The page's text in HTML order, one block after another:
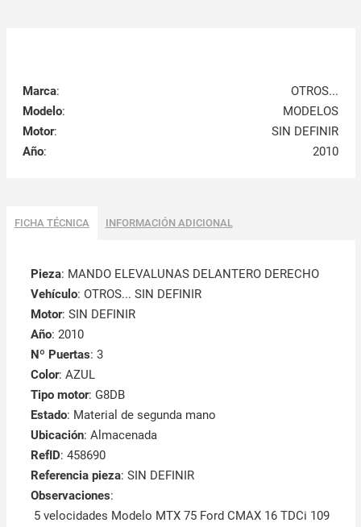
Marca:
OTROS...
Modelo:
MODELOS
Motor:
SIN DEFINIR
Año: 2010
FICHA TÉCNICA INFORMACIÓN ADICIONAL
Pieza: MANDO ELEVALUNAS DELANTERO DERECHO
Vehículo: OTROS... SIN DEFINIR
Motor: SIN DEFINIR
Año: 2010
Nº Puertas: 3
Color: AZUL
Tipo motor: G8DB
Estado: Material de segunda mano
Ubicación: Almacenada
RefID: 458690
Referencia pieza: SIN DEFINIR
Observaciones:
5 velocidades Modelo MTX 75 Ford CMAX 16 TDCi 109